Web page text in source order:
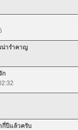
น่ารำคาญ
ก
กี่ปีแล้วครับ